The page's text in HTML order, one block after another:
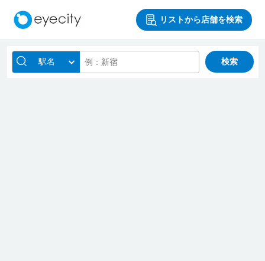
リストから店舗を検索
駅名 検索